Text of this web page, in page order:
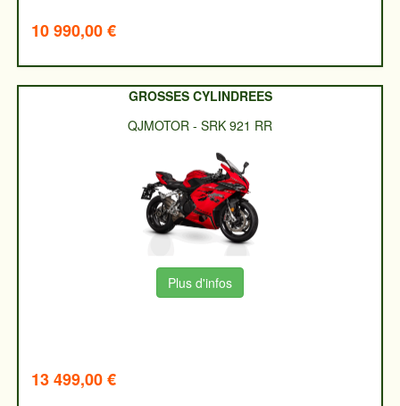
10 990,00 €
GROSSES CYLINDREES
QJMOTOR - SRK 921 RR
Plus d'infos
13 499,00 €